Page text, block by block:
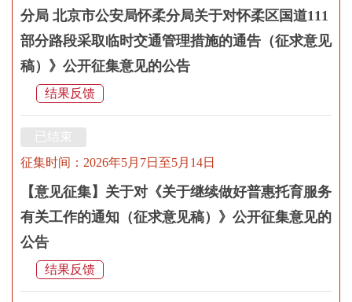
分局 北京市公安局怀柔分局关于对怀柔区国道111
部分路段采取临时交通管理措施的通告（征求意见
稿）》公开征集意见的公告
结果反馈
已结束
征集时间：2026年5月7日至5月14日
【意见征集】关于对《关于继续做好普惠托育服务
有关工作的通知（征求意见稿）》公开征集意见的
公告
结果反馈